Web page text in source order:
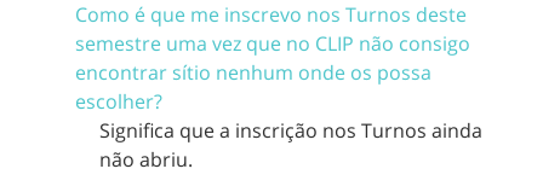
Como é que me inscrevo nos Turnos deste
semestre uma vez que no CLIP não consigo
encontrar sítio nenhum onde os possa
escolher?
Significa que a inscrição nos Turnos ainda
não abriu.